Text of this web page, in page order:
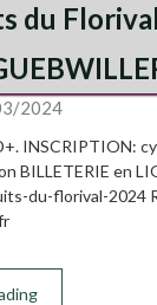
du
2024
INSCRIPTION:
BILLETERIE en
du-florival-2024